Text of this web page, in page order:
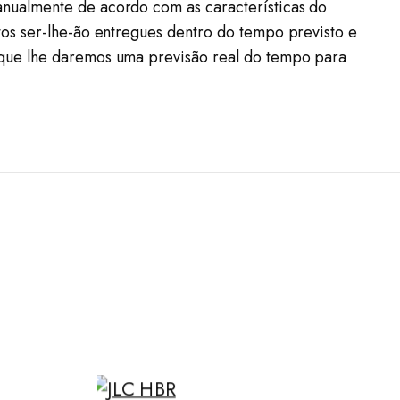
de acordo com as características do
ser-lhe-ão entregues dentro do tempo previsto e
lhe daremos uma previsão real do tempo para